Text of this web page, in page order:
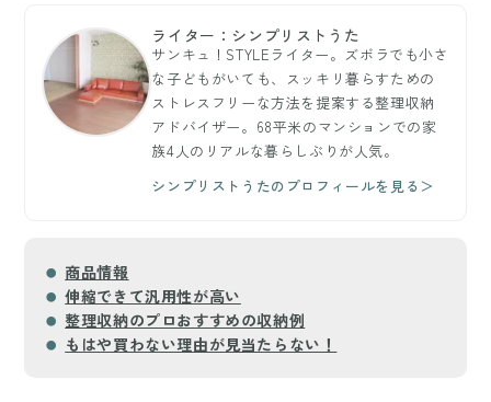
ライター：シンプリストうた
サンキュ！STYLEライター。ズボラでも小さ
な子どもがいても、スッキリ暮らすための
ストレスフリーな方法を提案する整理収納
アドバイザー。68平米のマンションでの家
族4人のリアルな暮らしぶりが人気。
シンプリストうたのプロフィールを見る＞
商品情報
伸縮できて汎用性が高い
整理収納のプロおすすめの収納例
もはや買わない理由が見当たらない！